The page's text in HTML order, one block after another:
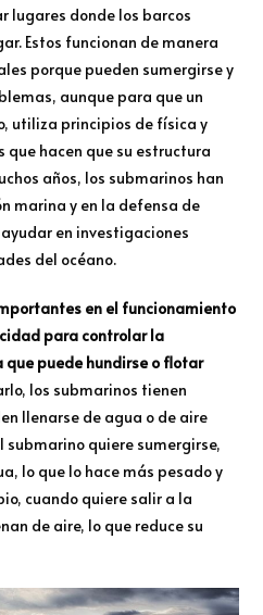
lugares donde los barcos
Estos funcionan de manera
porque pueden sumergirse y
aunque para que un
utiliza principios de física y
hacen que su estructura
años, los submarinos han
marina y en la defensa de
en investigaciones
del océano.
en el funcionamiento
para controlar la
puede hundirse o flotar
los submarinos tienen
llenarse de agua o de aire
submarino quiere sumergirse,
lo que lo hace más pesado y
cuando quiere salir a la
de aire, lo que reduce su